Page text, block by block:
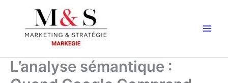
contenu
L’analyse sémantique :